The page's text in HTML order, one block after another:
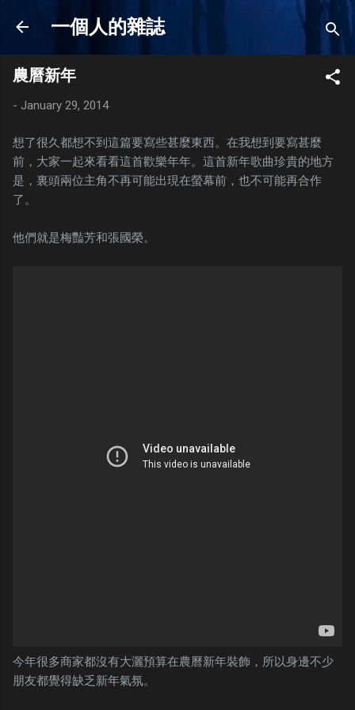
Skip to main content
一個人的雜誌
農曆新年
- January 29, 2014
想了很久都想不到這篇要寫些甚麼東西。在我想到要寫甚麼
前，大家一起來看看這首歡樂年年。這首新年歌曲珍貴的地方
是，裏頭兩位主角不再可能出現在螢幕前，也不可能再合作
了。
他們就是梅豔芳和張國榮。
今年很多商家都沒有大灑預算在農曆新年裝飾，所以身邊不少
朋友都覺得缺乏新年氣氛。